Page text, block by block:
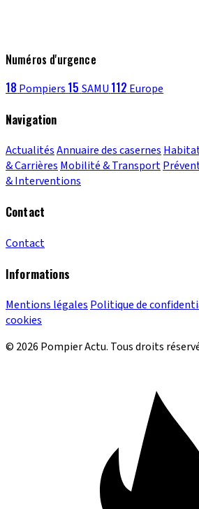
Numéros d'urgence
18 Pompiers 15 SAMU 112 Europe
Navigation
ActualitésAnnuaire des casernes
& Carrières Mobilité & Transport
& Interventions
Contact
Contact
Informations
Mentions légales Politique de
cookies
© 2026 Pompier Actu. Tous droits